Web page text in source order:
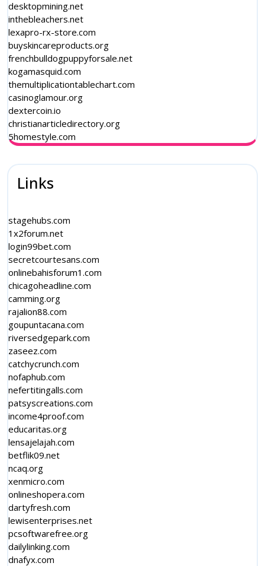
desktopmining.net
inthebleachers.net
lexapro-rx-store.com
buyskincareproducts.org
frenchbulldogpuppyforsale.net
kogamasquid.com
themultiplicationtablechart.com
casinoglamour.org
dextercoin.io
christianarticledirectory.org
5homestyle.com
Links
stagehubs.com
1x2forum.net
login99bet.com
secretcourtesans.com
onlinebahisforum1.com
chicagoheadline.com
camming.org
rajalion88.com
goupuntacana.com
riversedgepark.com
zaseez.com
catchycrunch.com
nofaphub.com
nefertitingalls.com
patsyscreations.com
income4proof.com
educaritas.org
lensajelajah.com
betflik09.net
ncaq.org
xenmicro.com
onlineshopera.com
dartyfresh.com
lewisenterprises.net
pcsoftwarefree.org
dailylinking.com
dnafyx.com